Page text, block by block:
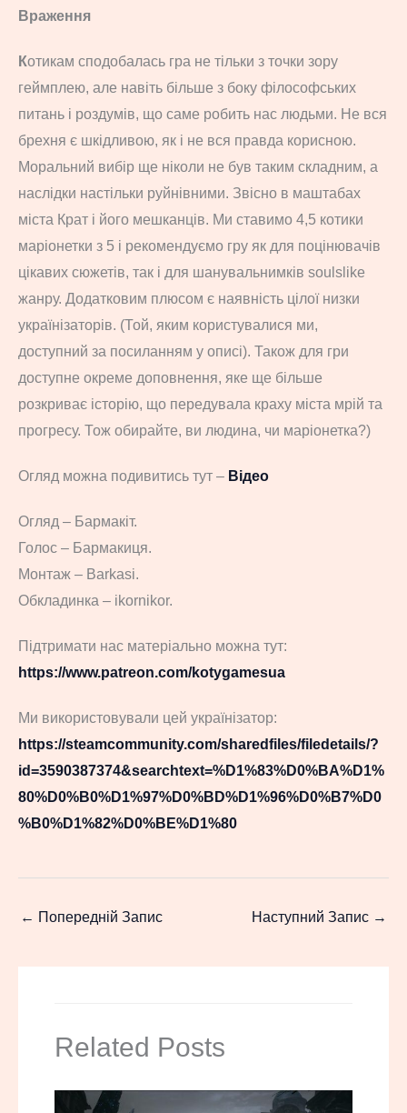
Враження
Котикам сподобалась гра не тільки з точки зору
геймплею, але навіть більше з боку філософських
питань і роздумів, що саме робить нас людьми. Не вся
брехня є шкідливою, як і не вся правда корисною.
Моральний вибір ще ніколи не був таким складним, а
наслідки настільки руйнівними. Звісно в маштабах
міста Крат і його мешканців. Ми ставимо 4,5 котики
маріонетки з 5 і рекомендуємо гру як для поцінювачів
цікавих сюжетів, так і для шанувальнимків soulslike
жанру. Додатковим плюсом є наявність цілої низки
українізаторів. (Той, яким користувалися ми,
доступний за посиланням у описі). Також для гри
доступне окреме доповнення, яке ще більше
розкриває історію, що передувала краху міста мрій та
прогресу. Тож обирайте, ви людина, чи маріонетка?)
Огляд можна подивитись тут – Відео
Огляд – Бармакіт.
Голос – Бармакиця.
Монтаж – Barkasi.
Обкладинка – ikornikor.
Підтримати нас матеріально можна тут:
https://www.patreon.com/kotygamesua
Ми використовували цей українізатор:
https://steamcommunity.com/sharedfiles/filedetails/?
id=3590387374&searchtext=%D1%83%D0%BA%D1%
80%D0%B0%D1%97%D0%BD%D1%96%D0%B7%D0
%B0%D1%82%D0%BE%D1%80
← Попередній Запис Наступний Запис →
Related Posts